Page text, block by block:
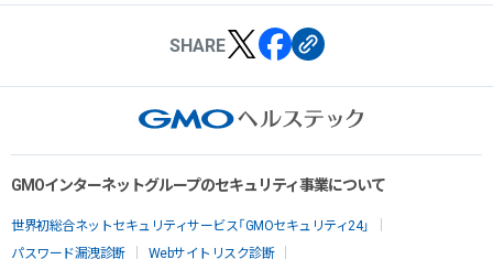
SHARE
GMOインターネットグループのセキュリティ事業について
世界初総合ネットセキュリティサービス「GMOセキュリティ24」
パスワード漏洩診断
Webサイトリスク診断